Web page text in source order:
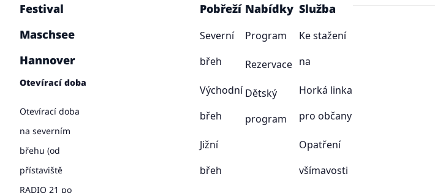
Festival
Maschsee
Hannover
Otevírací doba
Otevírací doba
na severním
břehu (od
přístaviště
RADIO 21 po
Pobřeží
Severní
břeh
Východní
břeh
Jižní
břeh
Nabídky
Program
Rezervace
Dětský
program
Služba
Ke stažení
na
Horká linka
pro občany
Opatření
všímavosti